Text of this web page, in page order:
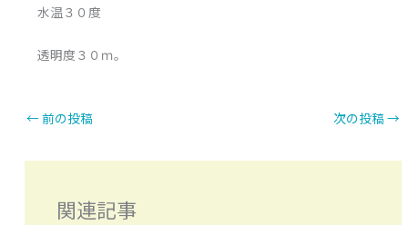
水温３０度
透明度３０ｍ。
←前の投稿 次の投稿 →
関連記事